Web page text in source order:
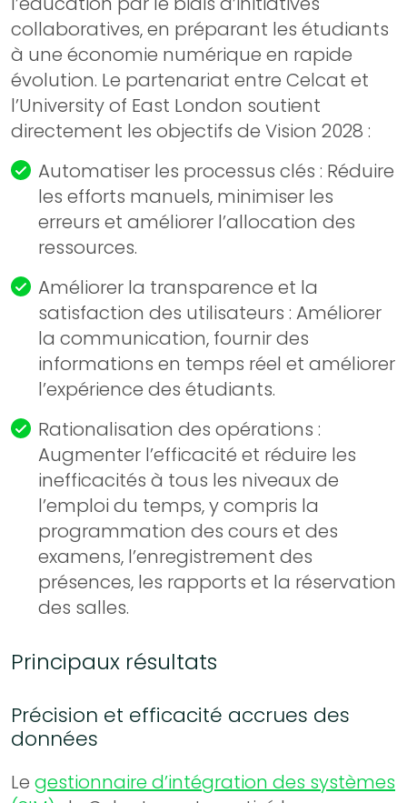
collaboratives, en préparant les étudiants
à une économie numérique en rapide
évolution. Le partenariat entre Celcat et
l’University of East London soutient
directement les objectifs de Vision 2028 :
Automatiser les processus clés : Réduire
les efforts manuels, minimiser les
erreurs et améliorer l’allocation des
ressources.
Améliorer la transparence et la
satisfaction des utilisateurs : Améliorer
la communication, fournir des
informations en temps réel et améliorer
l’expérience des étudiants.
Rationalisation des opérations :
Augmenter l’efficacité et réduire les
inefficacités à tous les niveaux de
l’emploi du temps, y compris la
programmation des cours et des
examens, l’enregistrement des
présences, les rapports et la réservation
des salles.
Principaux résultats
Précision et efficacité accrues des
données
Le gestionnaire d’intégration des systèmes